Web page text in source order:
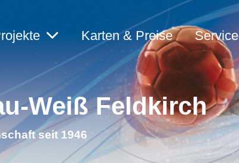
Karten & Preise Service
Weiß Feldkirch
seit 1946